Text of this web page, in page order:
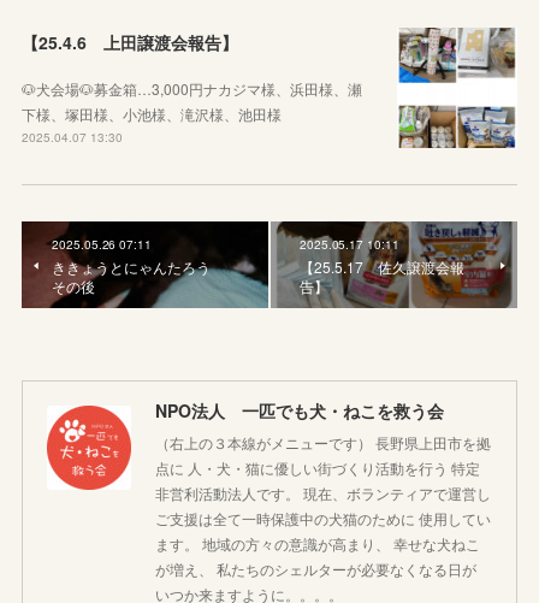
【25.4.6 上田譲渡会報告】
🐶犬会場🐶募金箱…3,000円ナカジマ様、浜田様、瀬
下様、塚田様、小池様、滝沢様、池田様
2025.04.07 13:30
2025.05.26 07:11
ききょうとにゃんたろう
その後
2025.05.17 10:11
【25.5.17 佐久譲渡会報
告】
NPO法人 一匹でも犬・ねこを救う会
（右上の３本線がメニューです） 長野県上田市を拠
点に 人・犬・猫に優しい街づくり活動を行う 特定
非営利活動法人です。 現在、ボランティアで運営し
ご支援は全て一時保護中の犬猫のために 使用してい
ます。 地域の方々の意識が高まり、 幸せな犬ねこ
が増え、 私たちのシェルターが必要なくなる日が
いつか来ますように。。。。